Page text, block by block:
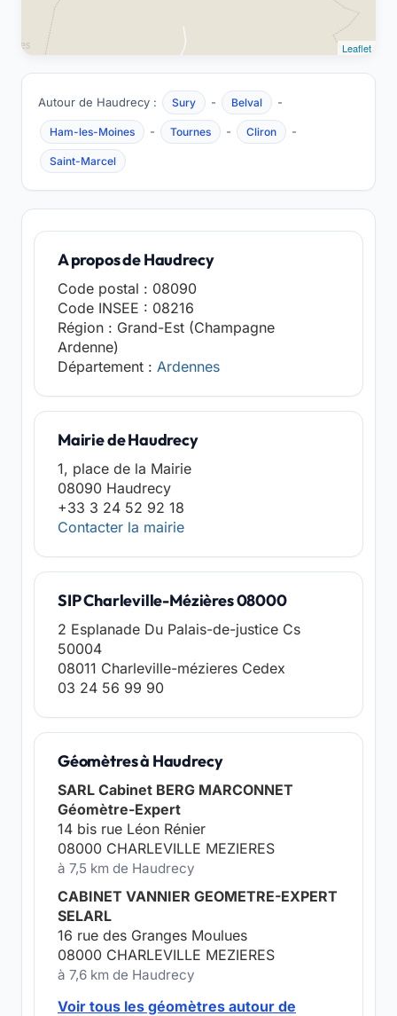
Leaflet
Autour de Haudrecy : Sury - Belval -
Ham-les-Moines - Tournes - Cliron -
Saint-Marcel
A propos de Haudrecy
Code postal : 08090
Code INSEE : 08216
Région : Grand-Est (Champagne
Ardenne)
Département : Ardennes
Mairie de Haudrecy
1, place de la Mairie
08090 Haudrecy
+33 3 24 52 92 18
Contacter la mairie
SIP Charleville-Mézières 08000
2 Esplanade Du Palais-de-justice Cs
50004
08011 Charleville-mézieres Cedex
03 24 56 99 90
Géomètres à Haudrecy
SARL Cabinet BERG MARCONNET
Géomètre-Expert
14 bis rue Léon Rénier
08000 CHARLEVILLE MEZIERES
à 7,5 km de Haudrecy
CABINET VANNIER GEOMETRE-EXPERT
SELARL
16 rue des Granges Moulues
08000 CHARLEVILLE MEZIERES
à 7,6 km de Haudrecy
Voir tous les géomètres autour de